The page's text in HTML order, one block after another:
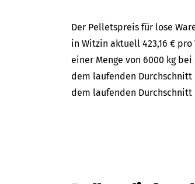
Der Pelletspreis für lose
in Witzin aktuell 423,16 €
einer Menge von 6000 kg
dem laufenden Durchschnitt
dem laufenden Durchschnitt